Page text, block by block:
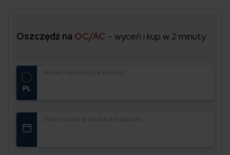
Oszczędź na OC/AC – wyceń i kup w 2 minuty
Numer rejestracyjny pojazdu
Data urodzenia właściciela pojazdu